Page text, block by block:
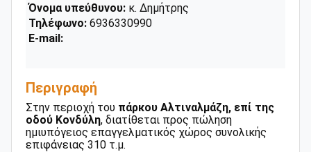
Όνομα υπεύθυνου: κ. Δημήτρης
Τηλέφωνο: 6936330990
E-mail:
Περιγραφή
Στην περιοχή του πάρκου Αλτιναλμάζη, επί της
οδού Κονδύλη, διατίθεται προς πώληση
ημιυπόγειος επαγγελματικός χώρος συνολικής
επιφάνειας 310 τ.μ.